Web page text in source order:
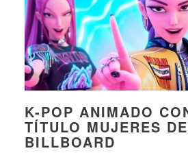
K-POP ANIMADO
TÍTULO MUJERES
BILLBOARD